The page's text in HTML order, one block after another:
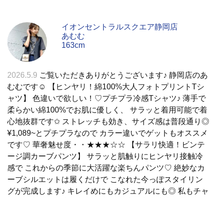
イオンセントラルスクエア静岡店
あむむ
163cm
2026.5.9 ご覧いただきありがとうございます♪ 静岡店のあ
むむです☺︎︎ 【ヒンヤリ！綿100%大人フォトプリントTシ
ャツ】 色違いで欲しい！♡プチプラ冷感Tシャツ♪ 薄手で
柔らかい綿100%でお肌に優しく、 サラッと着用可能で着
心地抜群です✩︎ ストレッチも効き、サイズ感は普段通り◎
¥1,089~とプチプラなので カラー違いでゲットもオススメ
です♡ 華奢魅せ度・・★★★☆☆ 【サラリ快適！ビンテ
ージ調カーブパンツ】 サラッと肌触りにヒンヤリ接触冷
感で これからの季節に大活躍な楽ちんパンツ♡ 絶妙なカ
ーブシルエットは履くだけで こなれた今っぽスタイリン
グが完成します♪ キレイめにもカジュアルにも◎ 私もチャ